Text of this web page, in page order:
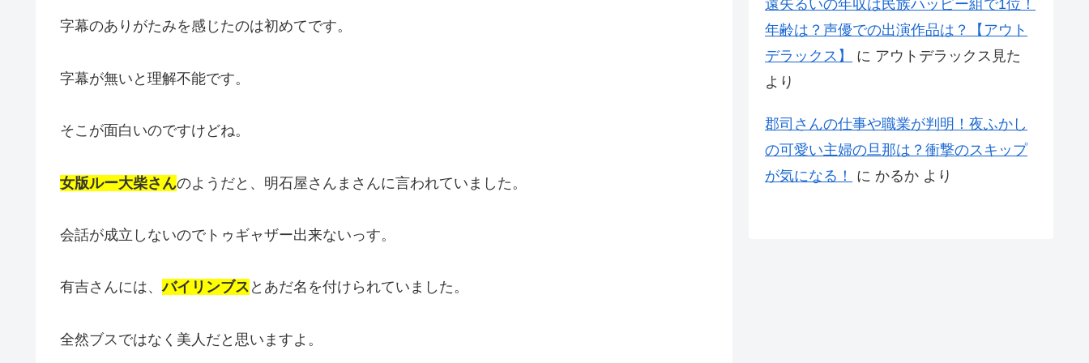
字幕のありがたみを感じたのは初めてです。
字幕が無いと理解不能です。
そこが面白いのですけどね。
女版ルー大柴さんのようだと、明石屋さんまさんに言われていました。
会話が成立しないのでトゥギャザー出来ないっす。
有吉さんには、バイリンブス とあだ名を付けられていました。
全然ブスではなく美人だと思いますよ。
遠矢るいの年収は民族ハッピー組で1位！
年齢は？声優での出演作品は？【アウト
デラックス】
に アウトデラックス見た
より
郡司さんの仕事や職業が判明！夜ふかし
の可愛い主婦の旦那は？衝撃のスキップ
が気になる！
に かるか より